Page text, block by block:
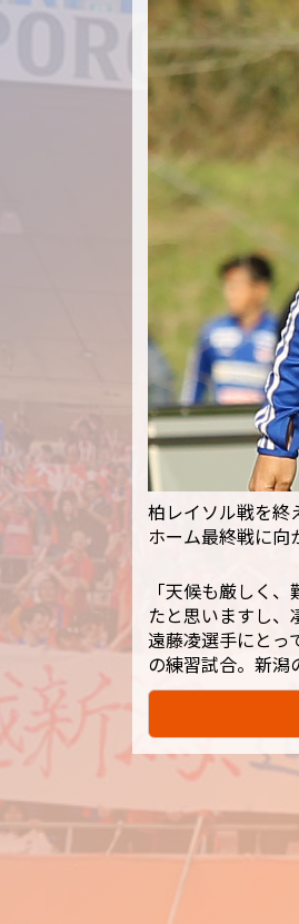
柏レイソル戦を終
ホーム最終戦に向
「天候も厳しく
たと思いますし、
遠藤凌選手にとっ
の練習試合。新潟